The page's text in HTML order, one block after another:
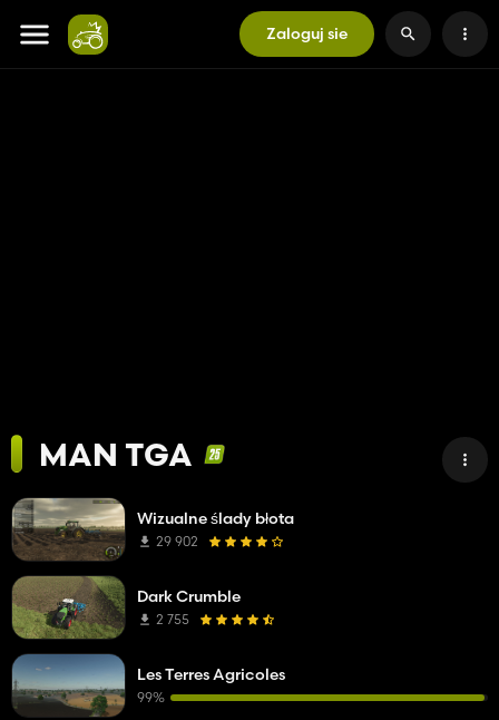
Zaloguj sie
MAN TGA
Wizualne ślady błota
29 902
Dark Crumble
2 755
Les Terres Agricoles
99%